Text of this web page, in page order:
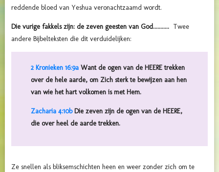
reddende bloed van Yeshua veronachtzaamd wordt.
Die vurige fakkels zijn: de zeven geesten van God........... Twee
andere Bijbelteksten die dit verduidelijken:
2 Kronieken 16:9a Want de ogen van de HEERE trekken
over de hele aarde, om Zich sterk te bewijzen aan hen
van wie het hart volkomen is met Hem.
Zacharia 4:10bDie zeven zijn de ogen van de HEERE,
die over heel de aarde trekken.
Ze snellen als bliksemschichten heen en weer zonder zich om te